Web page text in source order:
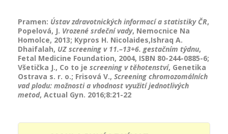
Pramen: Ústav zdravotnických informací a statistiky ČR,
Popelová, J. Vrozené srdeční vady, Nemocnice Na
Homolce, 2013; Kypros H. Nicolaides,Ishraq A.
Dhaifalah, UZ screening v 11.–13+6. gestačním týdnu,
Fetal Medicine Foundation, 2004, ISBN 80-244-0885-6;
Všetička J., Co to je screening v těhotenství, Genetika
Ostrava s. r. o.; Frisová V., Screening chromozomálních
vad plodu: možnosti a vhodnost využití jednotlivých
metod, Actual Gyn. 2016;8:21-22